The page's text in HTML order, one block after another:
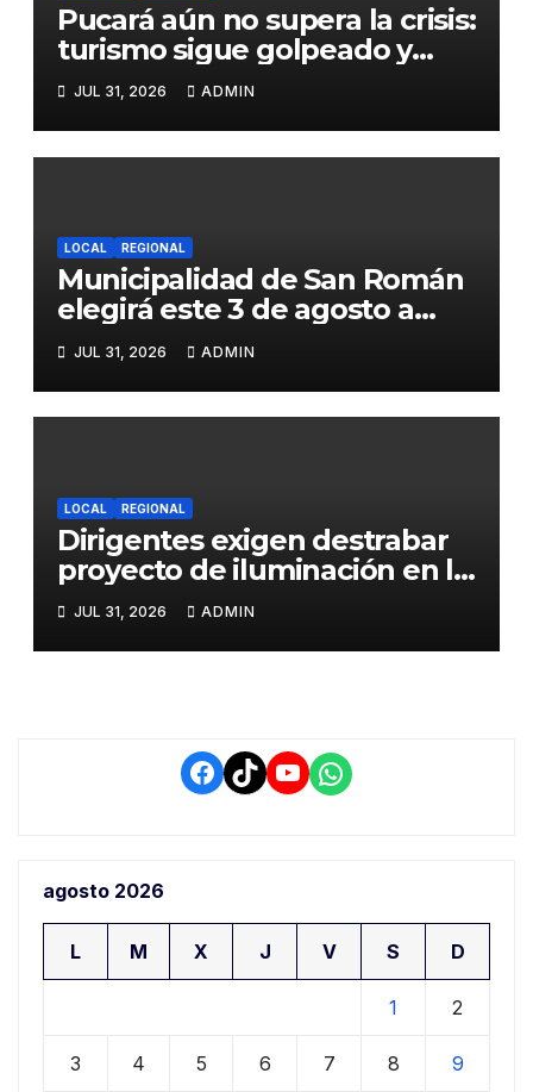
Pucará aún no supera la crisis:
turismo sigue golpeado y
alcaldesa exige al nuevo
Gobierno fondos para obras
paralizadas
JUL 31, 2026 ADMIN
LOCAL REGIONAL
Municipalidad de San Román
elegirá este 3 de agosto a
representantes del Comité
de Seguridad y Salud en el
Trabajo
JUL 31, 2026 ADMIN
LOCAL REGIONAL
Dirigentes exigen destrabar
proyecto de iluminación en la
salida a Puno y alertan por
demora que pone en riesgo a
conductores
JUL 31, 2026 ADMIN
Facebook
TikTokYouTube
WhatsApp
agosto 2026
L M X J V S D
1 2
3 4 5 6 7 8 9